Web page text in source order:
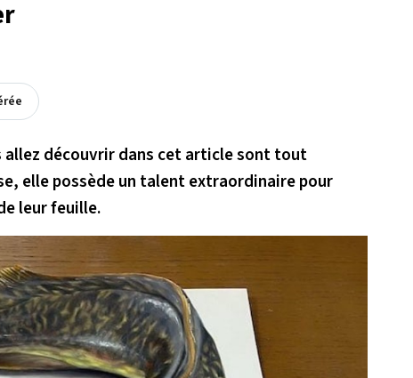
allez découvrir dans cet article sont tout
elle possède un talent extraordinaire pour
leur feuille.